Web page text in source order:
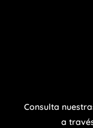
Consulta
a